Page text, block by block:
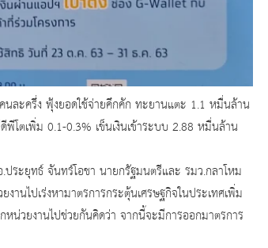
ละครึ่ง ฟุ้งยอดใช้จ่ายคึกคัก ทะยานแตะ 1.1 หมื่นล้าน
โตเพิ่ม 0.1-0.3% เข็นเงินเข้าระบบ 2.88 หมื่นล้าน
ระยุทธ์ จันทร์โอชา นายกรัฐมนตรีและ รมว.กลาโหม
นไปเร่งหามาตรการกระตุ้นเศรษฐกิจในประเทศเพิ่ม
น่วยงานไปช่วยกันคิดว่า จากนี้จะมีการออกมาตรการ